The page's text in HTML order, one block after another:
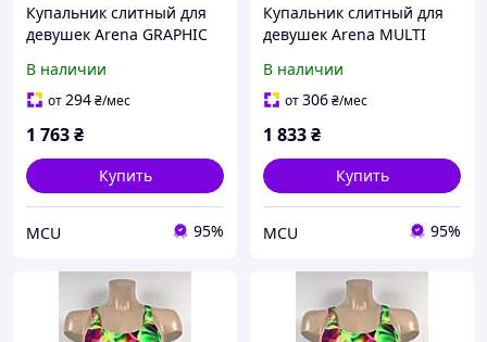
Купальник слитный для
девушек Arena GRAPHIC
164 см 006680-805
В наличии
от294₴/мес
1 763₴
Купить
MCU 95%
Купальник слитный для
девушек Arena MULTI
BACK голубой, черный
детский 164 см ( 009007-
В наличии
от306₴/мес
1 833₴
Купить
MCU 95%